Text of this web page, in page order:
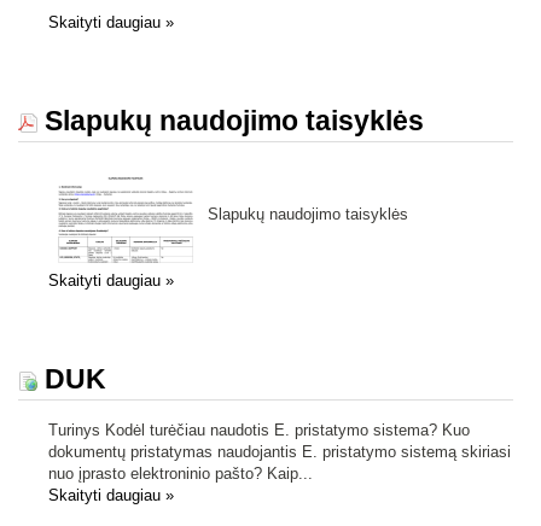
Skaityti daugiau »
Slapukų naudojimo taisyklės
Slapukų naudojimo taisyklės
Skaityti daugiau »
DUK
Turinys Kodėl turėčiau naudotis E. pristatymo sistema? Kuo
dokumentų pristatymas naudojantis E. pristatymo sistemą skiriasi
nuo įprasto elektroninio pašto? Kaip...
Skaityti daugiau »